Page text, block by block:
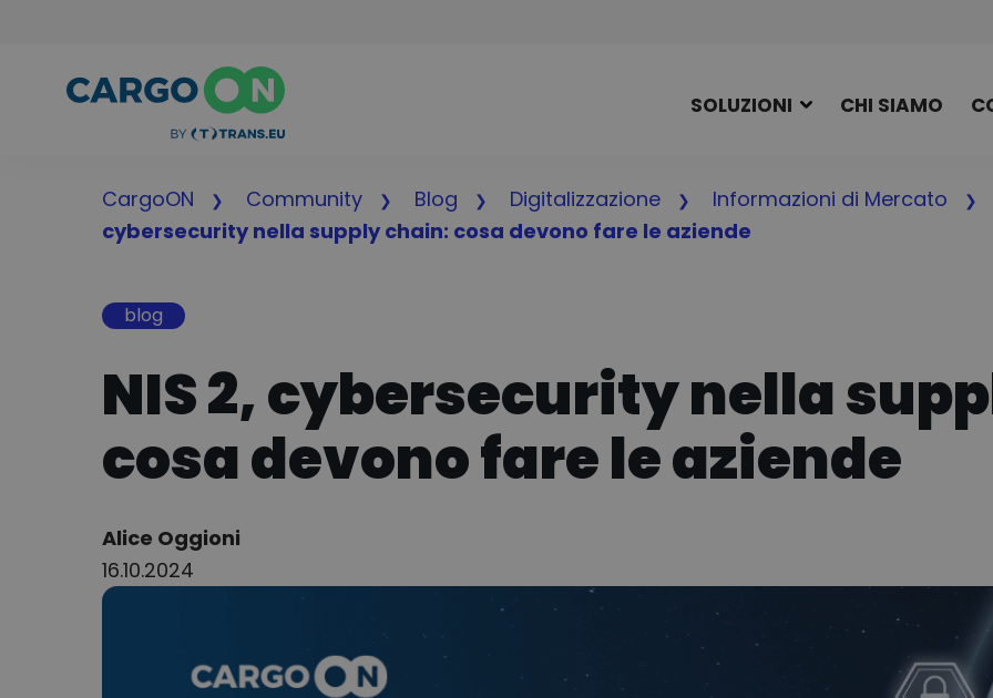
SOLUZIONI CHI SIAMO
CargoON Community Blog Digitalizzazione Informazioni di Mercato
cybersecurity nella supply chain: cosa devono fare le aziende
blog
NIS 2, cybersecurity nella
cosa devono fare le aziende
Author:
Alice Oggioni
16.10.2024